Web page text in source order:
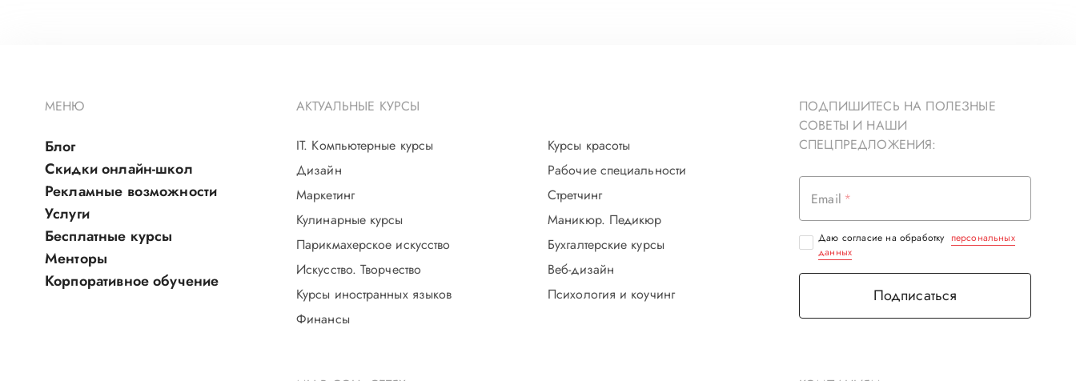
МЕНЮ
Блог
Скидки онлайн-школ
Рекламные возможности
Услуги
Бесплатные курсы
Менторы
Корпоративное обучение
АКТУАЛЬНЫЕ КУРСЫ
IT. Компьютерные курсы
Курсы красоты
Дизайн
Рабочие специальности
Маркетинг
Стретчинг
Кулинарные курсы
Маникюр. Педикюр
Парикмахерское искусство
Бухгалтерские курсы
Искусство. Творчество
Веб-дизайн
Курсы иностранных языков
Психология и коучинг
Финансы
ПОДПИШИТЕСЬ НА ПОЛЕЗНЫЕ
СОВЕТЫ И НАШИ
СПЕЦПРЕДЛОЖЕНИЯ:
Email
Даю согласие на обработку персональных
данных
Подписаться